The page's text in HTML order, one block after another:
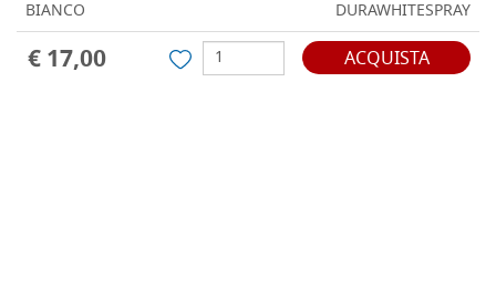
BIANCO
DURAWHITESPRAY
€ 17,00 ACQUISTA